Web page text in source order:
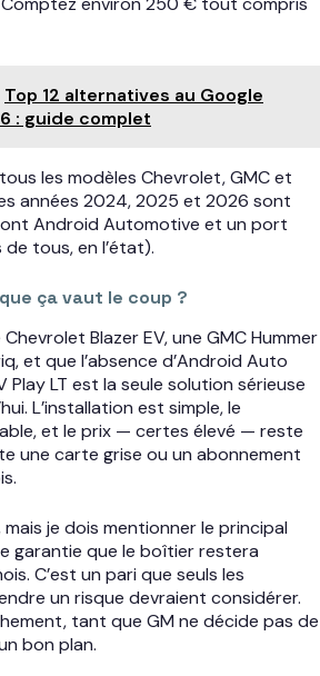
Top 12 alternatives au Google
: guide complet
les modèles Chevrolet, GMC et
années 2024, 2025 et 2026 sont
Android Automotive et un port
tous, en l’état).
ça vaut le coup ?
Blazer EV, une GMC Hummer
et que l’absence d’Android Auto
Play LT est la seule solution sérieuse
L’installation est simple, le
et le prix — certes élevé — reste
une carte grise ou un abonnement
mais je dois mentionner le principal
garantie que le boîtier restera
C’est un pari que seuls les
un risque devraient considérer.
tant que GM ne décide pas de
bon plan.